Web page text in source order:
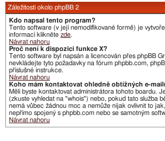
Záležitosti okolo phpBB 2
Kdo napsal tento program?
Tento software (v její nemodifikované formě) je
informací klikněte zde.
Návrat nahoru
Proč není k dispozici funkce X?
Tento software byl napsán a licencován přes phpBB
nevkládejte tyto požadavky na fórum phpbb.com,
příslušné instrukce.
Návrat nahoru
Koho mám kontaktovat ohledně obtížných e-
Měli byste kontaktovat administrátora tohoto boardu.
(zkuste vyhledat na "whois") nebo, pokud tato služba
nemá vůbec žádnou moc a nemůže nijak ovlivnit to
nepřímo spojený s phpbb.com nebo se samotným
Návrat nahoru